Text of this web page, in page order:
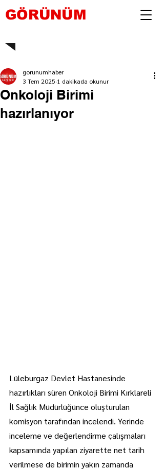
GÖRÜNÜM
Onkoloji Birimi
hazırlanıyor
gorunumhaber
3 Tem 2025 1 dakikada okunur
Lüleburgaz Devlet Hastanesinde
hazırlıkları süren Onkoloji Birimi Kırklareli
İl Sağlık Müdürlüğünce oluşturulan
komisyon tarafından incelendi. Yerinde
inceleme ve değerlendirme çalışmaları
kapsamında yapılan ziyarette net tarih
verilmese de birimin yakın zamanda